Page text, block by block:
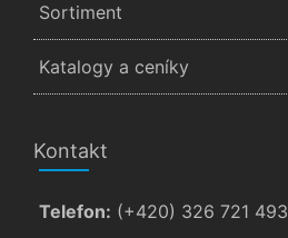
Sortiment
Katalogy a ceníky
Kontakt
Telefon: (+420) 326 721 493